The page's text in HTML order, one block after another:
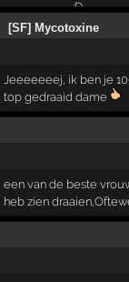
[SF] Mycotoxine
Jeeeeeeej, ik ben je
top gedraaid dame
een van de beste
heb zien